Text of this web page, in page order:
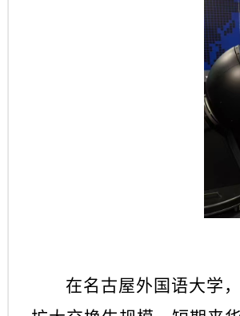
在名古屋外国语大学